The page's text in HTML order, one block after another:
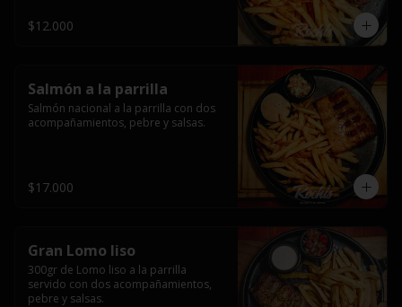
$12.000
Salmón a la parrilla
Salmón nacional a la parrilla con dos
acompañamientos, pebre y salsas.
$17.000
Gran Lomo liso
300gr de Lomo liso a la parrilla
servido con dos acompañamientos,
pebre y salsas.